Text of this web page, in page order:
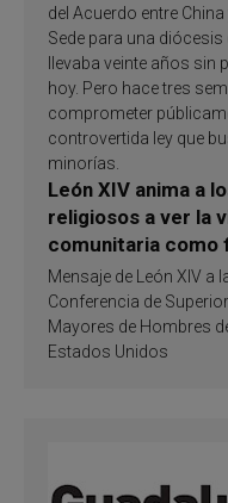
del Acuerdo entre China
Sede para una diócesis
llevaba veinte años
hoy. Pero hace tres
comprometer
controvertida ley que
minorías.
León XIV anima a
religiosos a ver la
comunitaria como
de inspiración y
santificación
Mensaje de León XIV a
Conferencia de
Mayores de Hombres
Estados Unidos